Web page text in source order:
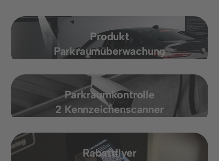
Produkt
Parkraumüberwachung
Parkraumkontrolle
2 Kennzeichenscanner
Rabattflyer